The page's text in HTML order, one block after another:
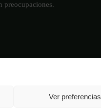
Ver preferencias
preocupaciones.